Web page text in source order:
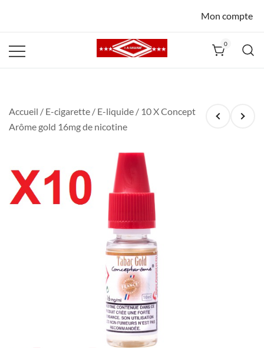
Mon compte
0
Accueil / E-cigarette / E-liquide / 10 X Concept
Arôme gold 16mg de nicotine